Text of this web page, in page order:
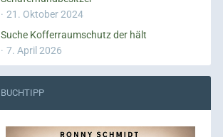
21. Oktober 2024
Suche Kofferraumschutz der hält
7. April 2026
BUCHTIPP